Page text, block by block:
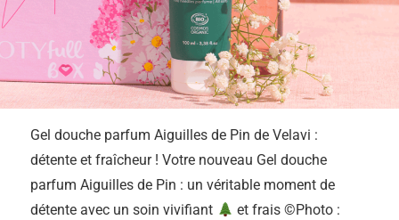
Gel douche parfum Aiguilles de Pin de Velavi :
détente et fraîcheur ! Votre nouveau Gel douche
parfum Aiguilles de Pin : un véritable moment de
détente avec un soin vivifiant
et frais ©Photo :